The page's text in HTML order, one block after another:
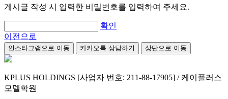
게시글 작성 시 입력한 비밀번호를 입력하여 주세요.
확인
이전으로
인스타그램으로 이동 카카오톡 상담하기 상단으로 이동
KPLUS HOLDINGS [사업자 번호: 211-88-17905] / 케이플러스
모델학원